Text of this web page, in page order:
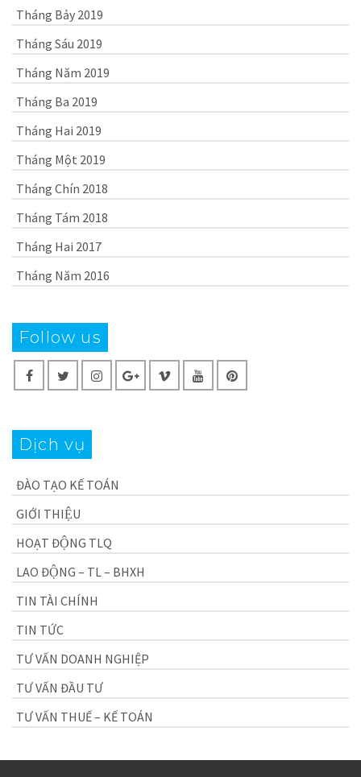
Tháng Bảy 2019
Tháng Sáu 2019
Tháng Năm 2019
Tháng Ba 2019
Tháng Hai 2019
Tháng Một 2019
Tháng Chín 2018
Tháng Tám 2018
Tháng Hai 2017
Tháng Năm 2016
Follow us
Dịch vụ
ĐÀO TẠO KẾ TOÁN
GIỚI THIỆU
HOẠT ĐỘNG TLQ
LAO ĐỘNG – TL – BHXH
TIN TÀI CHÍNH
TIN TỨC
TƯ VẤN DOANH NGHIỆP
TƯ VẤN ĐẦU TƯ
TƯ VẤN THUẾ – KẾ TOÁN